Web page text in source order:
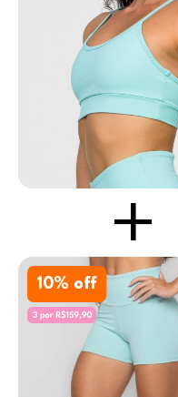
10% off